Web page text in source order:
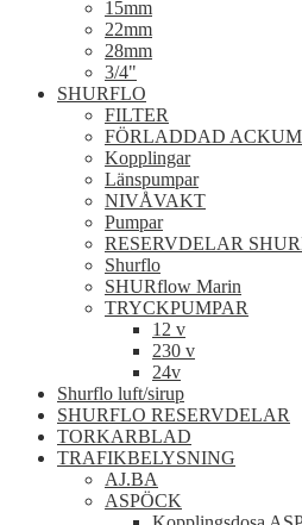
15mm
22mm
28mm
3/4"
SHURFLO
FILTER
FÖRLADDAD
Kopplingar
Länspumpar
NIVÅVAKT
Pumpar
RESERVDELAR
Shurflo
SHURflow Marin
TRYCKPUMPAR
12 v
230 v
24v
Shurflo luft/sirup
SHURFLO RESERVDELAR
TORKARBLAD
TRAFIKBELYSNING
AJ.BA
ASPÖCK